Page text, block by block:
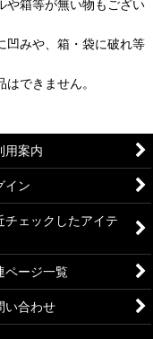
や箱等が無い物もござい
凹みや、箱・袋に破れ等
できません。
用案内
イン
チェックしたアイテ
ページ一覧
い合わせ